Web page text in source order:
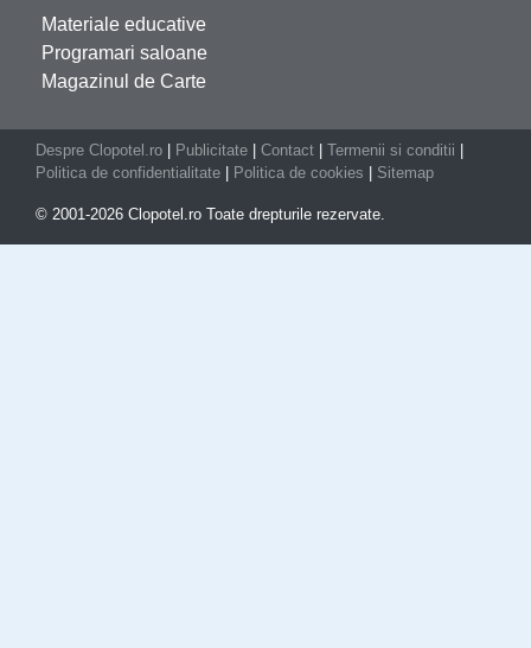
Materiale educative
Programari saloane
Magazinul de Carte
Despre Clopotel.ro Publicitate Contact Termenii si conditii
Politica de confidentialitate
Politica de cookies Sitemap
© 2001-2026 Clopotel.ro Toate drepturile rezervate.